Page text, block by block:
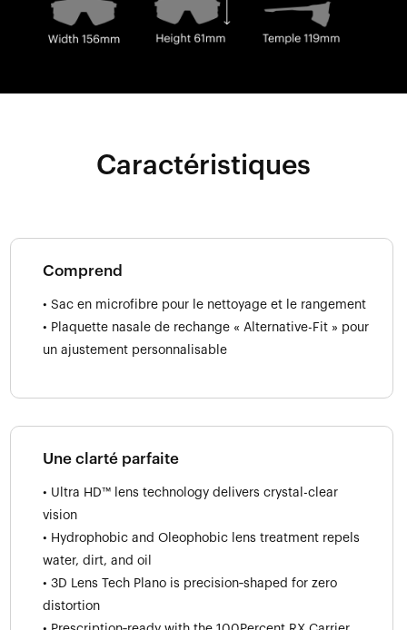
Caractéristiques
Comprend
• Sac en microfibre pour le nettoyage et le rangement
• Plaquette nasale de rechange « Alternative-Fit » pour
un ajustement personnalisable
Une clarté parfaite
• Ultra HD™ lens technology delivers crystal-clear
vision
• Hydrophobic and Oleophobic lens treatment repels
water, dirt, and oil
• 3D Lens Tech Plano is precision‑shaped for zero
distortion